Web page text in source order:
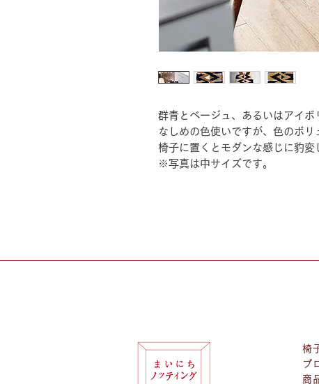
群青とベージュ、あるいはアイ
なしめの色使いですが、色のボ
椅子に置くとモダンな感じに豹変
※写真は中サイズです。
椅
プ
商